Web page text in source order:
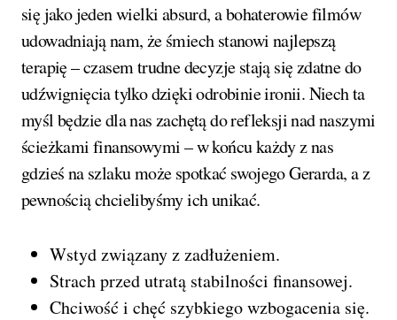
się jako jeden wielki absurd, a bohaterowie filmów
udowadniają nam, że śmiech stanowi najlepszą
terapię – czasem trudne decyzje stają się zdatne do
udźwignięcia tylko dzięki odrobinie ironii. Niech ta
myśl będzie dla nas zachętą do refleksji nad naszymi
ścieżkami finansowymi – w końcu każdy z nas
gdzieś na szlaku może spotkać swojego Gerarda, a z
pewnością chcielibyśmy ich unikać.
Wstyd związany z zadłużeniem.
Strach przed utratą stabilności finansowej.
Chciwość i chęć szybkiego wzbogacenia się.